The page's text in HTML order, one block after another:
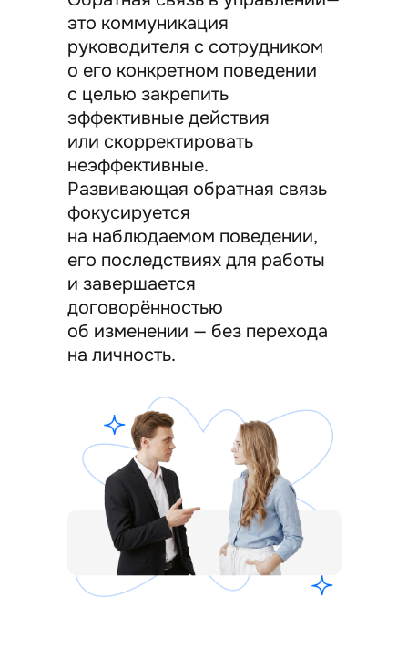
это коммуникация
руководителя с сотрудником
о его конкретном поведении
с целью закрепить
эффективные действия
или скорректировать
неэффективные.
Развивающая обратная связь
фокусируется
на наблюдаемом поведении,
его последствиях для работы
и завершается
договорённостью
об изменении — без перехода
на личность.